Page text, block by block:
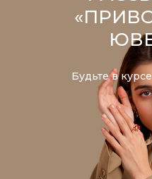
Будьте в